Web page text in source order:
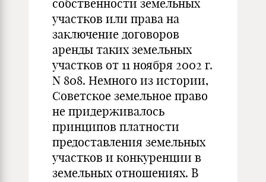
собственности земельных
участков или права на
заключение договоров
аренды таких земельных
участков от 11 ноября 2002 г.
N 808. Немного из истории,
Советское земельное право
не придерживалось
принципов платности
предоставления земельных
участков и конкуренции в
земельных отношениях. В